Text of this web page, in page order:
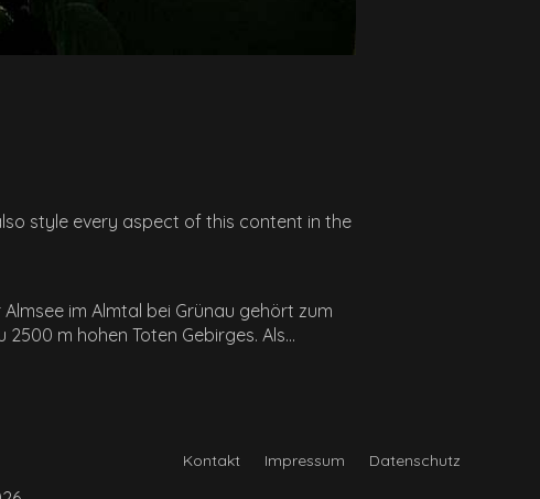
style every aspect of this content in the
im Almtal bei Grünau gehört zum
m hohen Toten Gebirges. Als...
Kontakt Impressum Datenschutz